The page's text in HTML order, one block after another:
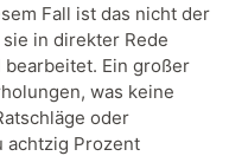
Fall ist das nicht der
in direkter Rede
Ein großer
was keine
oder
achtzig Prozent